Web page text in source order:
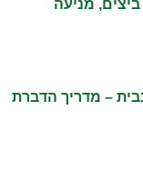
ביצים, מניעה
– מדריך הדברת